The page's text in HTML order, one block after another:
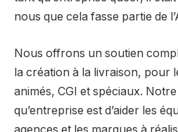
nous que cela fasse partie de
Nous offrons un soutien
la création à la livraison, pour
animés, CGI et spéciaux.
qu’entreprise est d’aider les
agences et les marques à